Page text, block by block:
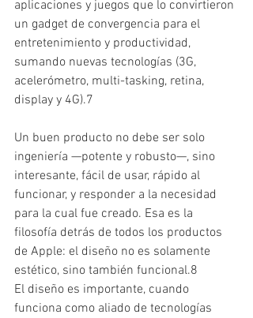
aplicaciones y juegos que lo convirtieron
un gadget de convergencia para el
entretenimiento y productividad,
sumando nuevas tecnologías (3G,
acelerómetro, multi-tasking, retina,
display y 4G).7
Un buen producto no debe ser solo
ingeniería —potente y robusto—, sino
interesante, fácil de usar, rápido al
funcionar, y responder a la necesidad
para la cual fue creado. Esa es la
filosofía detrás de todos los productos
de Apple: el diseño no es solamente
estético, sino también funcional.8
El diseño es importante, cuando
funciona como aliado de tecnologías